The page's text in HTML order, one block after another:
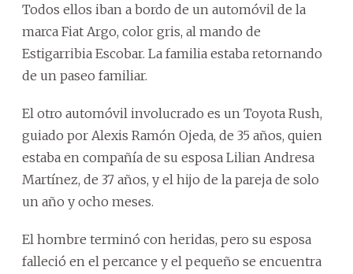
Todos ellos iban a bordo de un automóvil de la
marca Fiat Argo, color gris, al mando de
Estigarribia Escobar. La familia estaba retornando
de un paseo familiar.
El otro automóvil involucrado es un Toyota Rush,
guiado por Alexis Ramón Ojeda, de 35 años, quien
estaba en compañía de su esposa Lilian Andresa
Martínez, de 37 años, y el hijo de la pareja de solo
un año y ocho meses.
El hombre terminó con heridas, pero su esposa
falleció en el percance y el pequeño se encuentra